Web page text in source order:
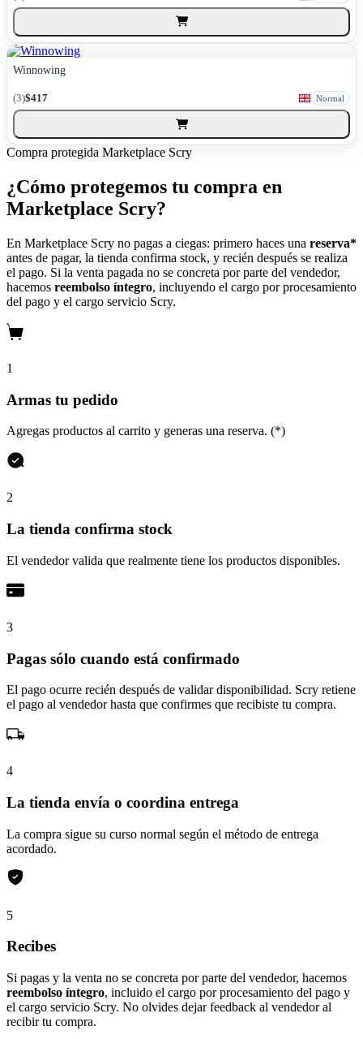
Winnowing
(3)$417 Normal
Compra protegida Marketplace Scry
¿Cómo protegemos tu compra en
Marketplace Scry?
En Marketplace Scry no pagas a ciegas: primero haces una reserva*
antes de pagar, la tienda confirma stock, y recién después se realiza
el pago. Si la venta pagada no se concreta por parte del vendedor,
hacemos reembolso íntegro, incluyendo el cargo por procesamiento
del pago y el cargo servicio Scry.
1
Armas tu pedido
Agregas productos al carrito y generas una reserva. (*)
2
La tienda confirma stock
El vendedor valida que realmente tiene los productos disponibles.
3
Pagas sólo cuando está confirmado
El pago ocurre recién después de validar disponibilidad. Scry retiene
el pago al vendedor hasta que confirmes que recibiste tu compra.
4
La tienda envía o coordina entrega
La compra sigue su curso normal según el método de entrega
acordado.
5
Recibes
Si pagas y la venta no se concreta por parte del vendedor, hacemos
reembolso íntegro, incluido el cargo por procesamiento del pago y
el cargo servicio Scry. No olvides dejar feedback al vendedor al
recibir tu compra.